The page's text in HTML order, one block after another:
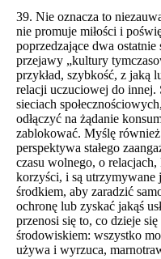
39. Nie oznacza to
nie promuje miłości i
poprzedzające dwa
przejawy „kultury
przykład, szybkość, z jaką
relacji uczuciowej do innej.
sieciach
odłączyć na żądanie
zablokować. Myślę
perspektywa stałego
czasu wolnego, o
korzyści, i są utrzymywane
środkiem, aby zaradzić
ochronę lub zyskać jakąś
przenosi się to, co dzieje
środowiskiem: wszystko
używa i wyrzuca,